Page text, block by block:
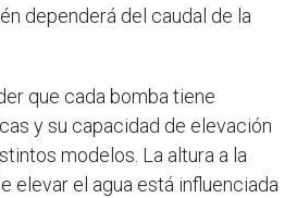
dependerá del caudal de la
que cada bomba tiene
y su capacidad de elevación
modelos. La altura a la
elevar el agua está influenciada